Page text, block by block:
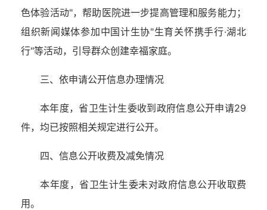
色体验活动"，帮助医院进一步提高管理和服务能力；
组织新闻媒体参加中国计生协"生育关怀携手行·湖北
行"等活动，引导群众创建幸福家庭。
三、依申请公开信息办理情况
本年度，省卫生计生委收到政府信息公开申请29
件，均已按照相关规定进行公开。
四、信息公开收费及减免情况
本年度，省卫生计生委未对政府信息公开收取费
用。